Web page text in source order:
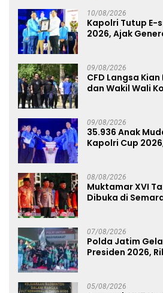
10/08/2026
Kapolri Tutup E-
2026, Ajak
09/08/2026
CFD Langsa
dan Wakil Wali
09/08/2026
35.936 Anak
Kapolri Cup
08/08/2026
Muktamar XVI
Dibuka di
07/08/2026
Polda Jatim
Presiden 2026,
05/08/2026